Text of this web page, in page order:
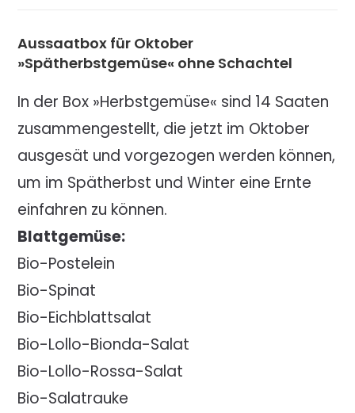
Aussaatbox für Oktober
»Spätherbstgemüse« ohne Schachtel
In der Box »Herbstgemüse« sind 14 Saaten
zusammengestellt, die jetzt im Oktober
ausgesät und vorgezogen werden können,
um im Spätherbst und Winter eine Ernte
einfahren zu können.
Blattgemüse:
Bio-Postelein
Bio-Spinat
Bio-Eichblattsalat
Bio-Lollo-Bionda-Salat
Bio-Lollo-Rossa-Salat
Bio-Salatrauke